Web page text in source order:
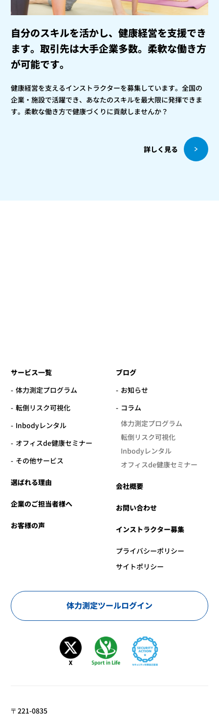
自分のスキルを活かし、健康経営を支援でき
ます。取引先は大手企業多数。柔軟な働き方
が可能です。
健康経営を支えるインストラクターを募集しています。全国の
企業・施設で活躍でき、あなたのスキルを最大限に発揮できま
す。柔軟な働き方で健康づくりに貢献しませんか？
詳しく見る
サービス一覧
体力測定プログラム
転倒リスク可視化
Inbodyレンタル
オフィスde健康セミナー
その他サービス
選ばれる理由
企業のご担当者様へ
お客様の声
ブログ
お知らせ
コラム
体力測定プログラム
転倒リスク可視化
Inbodyレンタル
オフィスde健康セミナー
会社概要
お問い合わせ
インストラクター募集
プライバシーポリシー
サイトポリシー
体力測定ツールログイン
〒221-0835